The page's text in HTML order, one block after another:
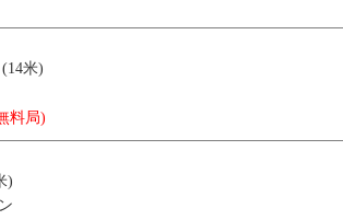
米)
料局)
)